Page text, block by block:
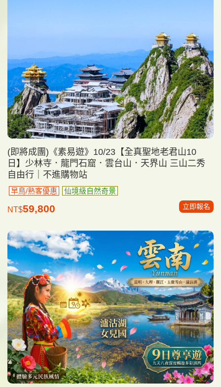
(即將成團)《素易遊》10/23【全真聖地老君山10
日】少林寺．龍門石窟．雲台山．天界山 三山二秀
自由行｜不進購物站
早鳥/熟客優惠 仙境級自然奇景
NT$59,800 立即報名